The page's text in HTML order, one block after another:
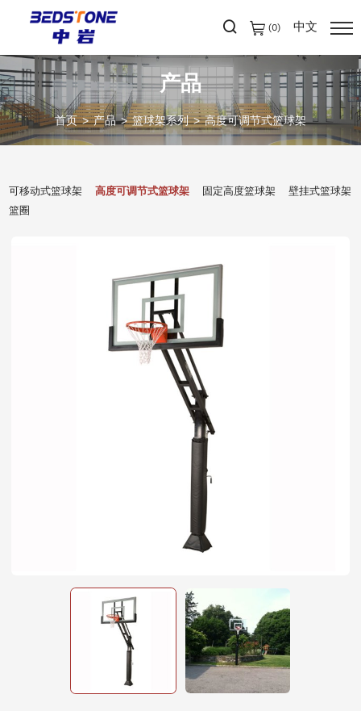
(0) 中文
产品
首页 产品 篮球架系列 高度可调节式篮球架
可移动式篮球架 高度可调节式篮球架 固定高度篮球架
壁挂式篮球架
篮圈